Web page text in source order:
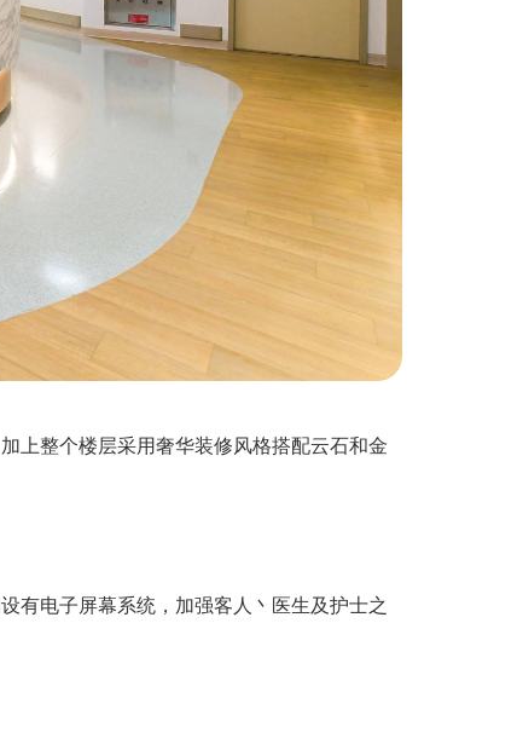
上整个楼层采用奢华装修风格搭配云石和金
有电子屏幕系统，加强客人丶医生及护士之